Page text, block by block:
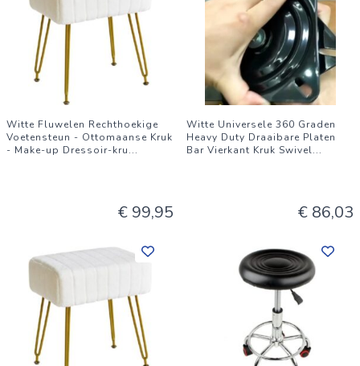
Witte Fluwelen Rechthoekige
Voetensteun - Ottomaanse Kruk
- Make-up Dressoir-kru...
€ 99,95
Witte Universele 360 Graden
Heavy Duty Draaibare Platen
Bar Vierkant Kruk Swivel...
€ 86,03